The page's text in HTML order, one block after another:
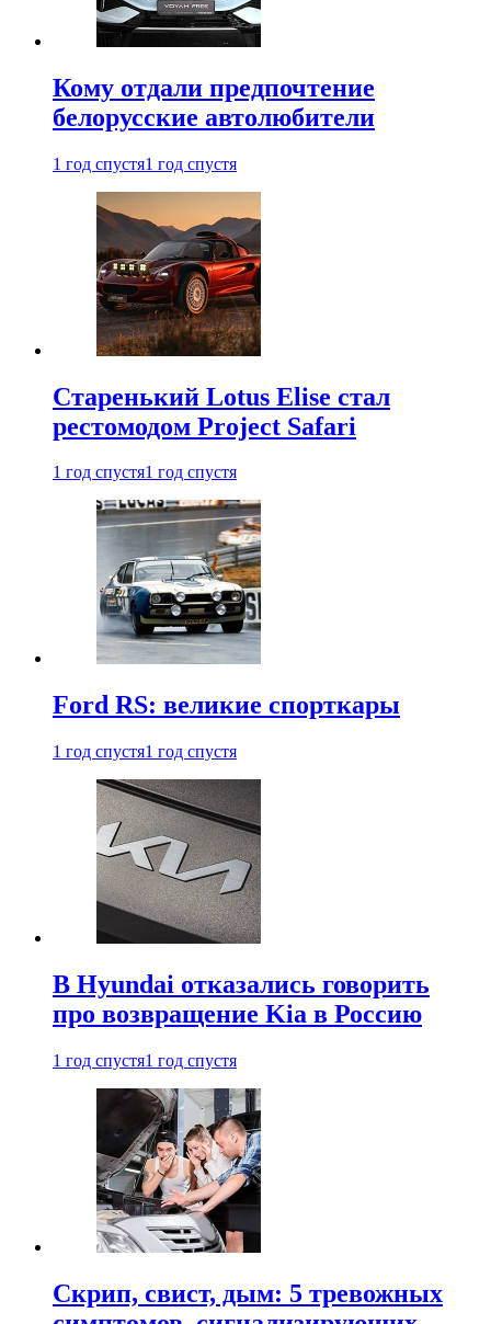
Кому отдали предпочтение
белорусские автолюбители
1 год спустя1 год спустя
Старенький Lotus Elise стал
рестомодом Project Safari
1 год спустя1 год спустя
Ford RS: великие спорткары
1 год спустя1 год спустя
В Hyundai отказались говорить
про возвращение Kia в Россию
1 год спустя1 год спустя
Скрип, свист, дым: 5 тревожных